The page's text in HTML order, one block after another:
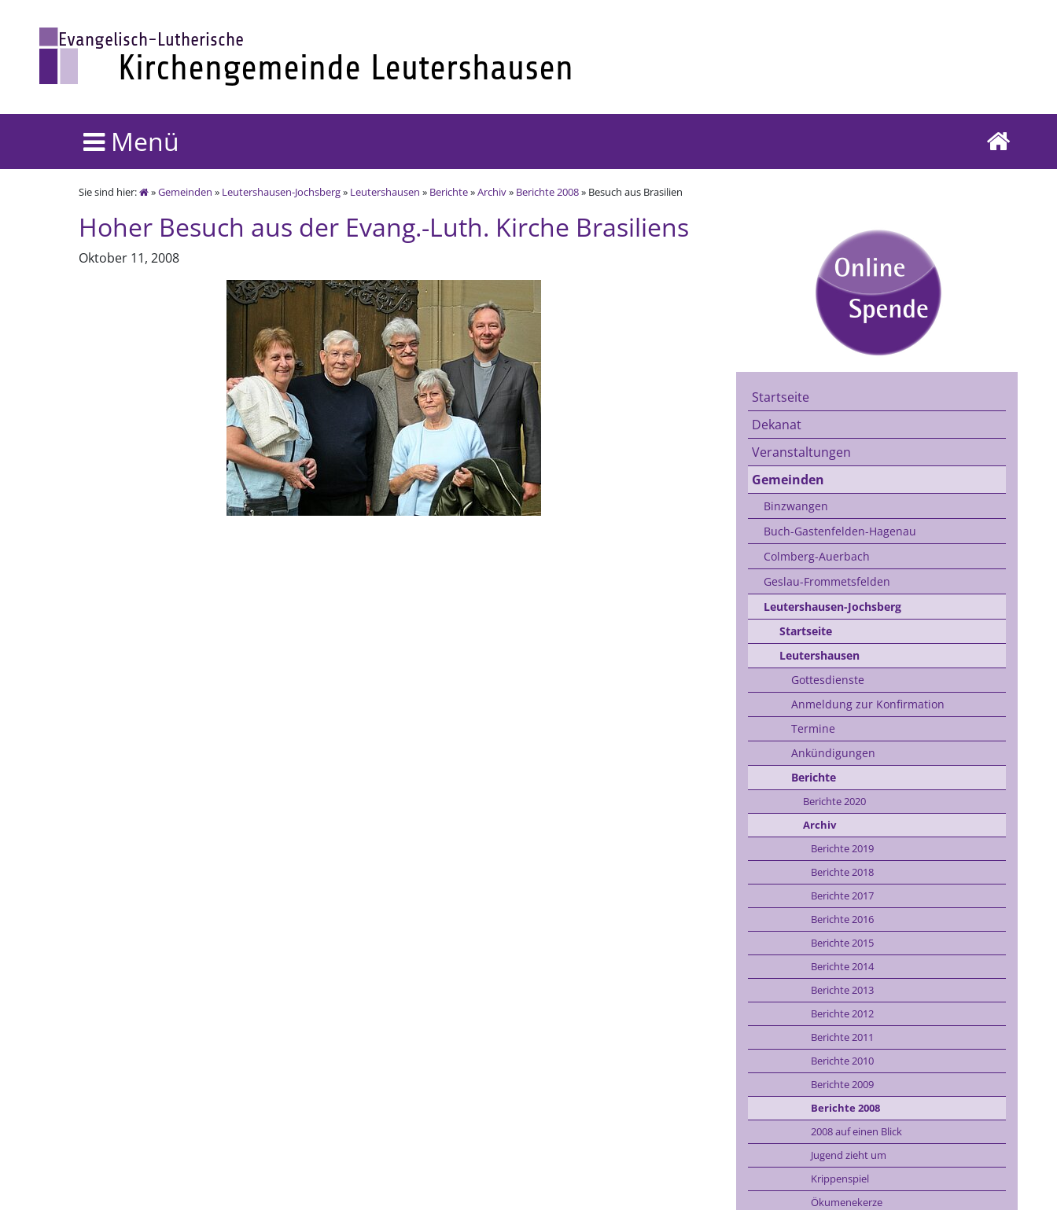
Menü
Sie sind hier: »Gemeinden » Leutershausen-Jochsberg» Leutershausen » Berichte»Archiv» Berichte 2008» Besuch aus Brasilien
Hoher Besuch aus der Evang.-Luth. Kirche Brasiliens
Oktober 11, 2008
Startseite
Dekanat
Veranstaltungen
Gemeinden
Binzwangen
Buch-Gastenfelden-Hagenau
Colmberg-Auerbach
Geslau-Frommetsfelden
Leutershausen-Jochsberg
Startseite
Leutershausen
Gottesdienste
Anmeldung zur Konfirmation
Termine
Ankündigungen
Berichte
Berichte 2020
Archiv
Berichte 2019
Berichte 2018
Berichte 2017
Berichte 2016
Berichte 2015
Berichte 2014
Berichte 2013
Berichte 2012
Berichte 2011
Berichte 2010
Berichte 2009
Berichte 2008
2008 auf einen Blick
Jugend zieht um
Krippenspiel
Ökumenekerze